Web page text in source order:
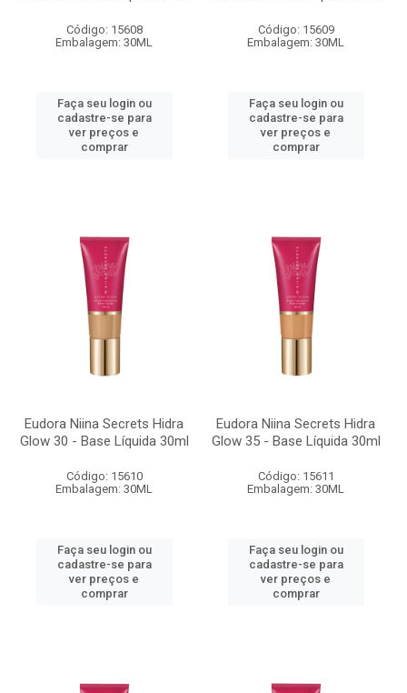
Código: 15608
Embalagem: 30ML
Faça seu login ou
cadastre-se para
ver preços e
comprar
Código: 15609
Embalagem: 30ML
Faça seu login ou
cadastre-se para
ver preços e
comprar
Eudora Niina Secrets Hidra
Glow 30 - Base Líquida 30ml
Código: 15610
Embalagem: 30ML
Faça seu login ou
cadastre-se para
ver preços e
comprar
Eudora Niina Secrets Hidra
Glow 35 - Base Líquida 30ml
Código: 15611
Embalagem: 30ML
Faça seu login ou
cadastre-se para
ver preços e
comprar